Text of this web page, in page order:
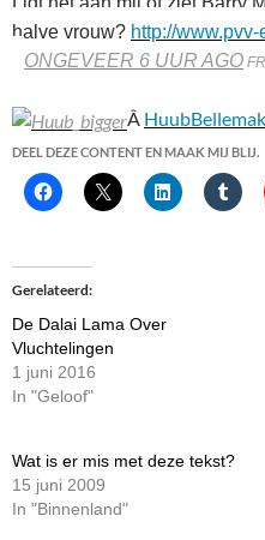
halve vrouw? http://
ONGEVEER 6 UUR AGO
Â
DEEL DEZE CONTENT EN MAAK MIJ BLIJ.
Gerelateerd
De Dalai Lama Over
Vluchtelingen
1 juni 2016
In "Geloof"
Wat is er mis met deze tekst?
15 juni 2009
In "Binnenland"